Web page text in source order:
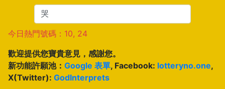
今日熱門號碼：10, 24
歡迎提供您寶貴意見，感謝您。
新功能許願池： Google 表單, Facebook: lotteryno.one,
X(Twitter): GodInterprets